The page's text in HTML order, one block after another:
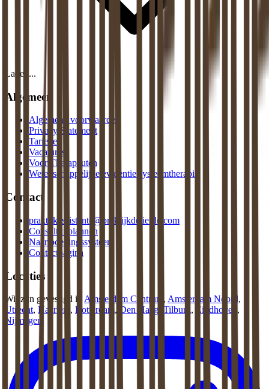
Laden...
Algemeen
Algemene voorwaarden
Privacy Statement
Tarieven
Vacatures
Voor Therapeuten
Wetenschappelijke evidentie systeemtherapie
Contact
praktijkassistente@praktijkdeliefde.com
Consult inplannen
Naar boekingssysteem
Contactpagina
Locaties
Wij zijn gevestigd in Amsterdam Centrum , Amsterdam Noord,
Utrecht, Haarlem , Rotterdam, Den Haag Tilburg, Eindhoven ,
Nijmegen